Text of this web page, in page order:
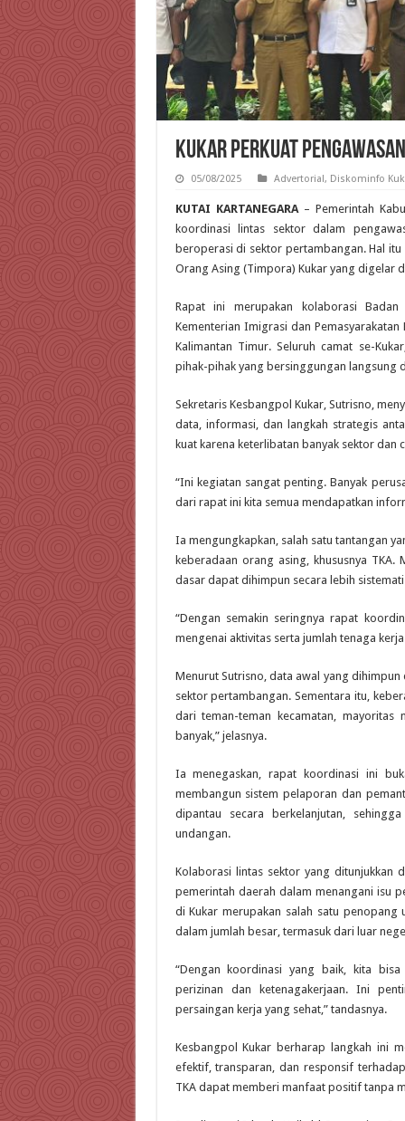
Kukar Perkuat
05/08/2025 Advertorial, Diskominfo
KUTAI KARTANEGARA– Pemerintah
koordinasi lintas sektor dalam
beroperasi di sektor pertambangan. Hal
Orang Asing (Timpora) Kukar yang digelar
Rapat ini merupakan kolaborasi
Kementerian Imigrasi dan
Kalimantan Timur. Seluruh camat se-
pihak-pihak yang bersinggungan langsung
Sekretaris Kesbangpol Kukar, Sutrisno,
data, informasi, dan langkah strategis
kuat karena keterlibatan banyak sektor dan
“Ini kegiatan sangat penting. Banyak
dari rapat ini kita semua mendapatkan
Ia mengungkapkan, salah satu tantangan
keberadaan orang asing, khususnya
dasar dapat dihimpun secara lebih
“Dengan semakin seringnya rapat
mengenai aktivitas serta jumlah tenaga
Menurut Sutrisno, data awal yang
sektor pertambangan. Sementara itu,
dari teman-teman kecamatan,
banyak,” jelasnya.
Ia menegaskan, rapat koordinasi ini
membangun sistem pelaporan dan
dipantau secara berkelanjutan,
undangan.
Kolaborasi lintas sektor yang ditunjukkan
pemerintah daerah dalam menangani isu
di Kukar merupakan salah satu
dalam jumlah besar, termasuk dari luar
“Dengan koordinasi yang baik, kita
perizinan dan ketenagakerjaan. Ini
persaingan kerja yang sehat,” tandasnya.
Kesbangpol Kukar berharap langkah ini
efektif, transparan, dan responsif
TKA dapat memberi manfaat positif tanpa